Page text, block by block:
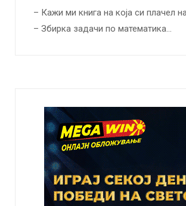
– Кажи ми книга на која си плачел
– Збирка задачи по математика…